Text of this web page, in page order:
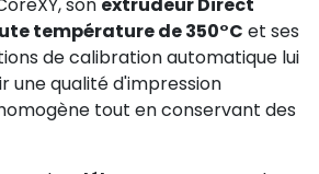
température de 350°C et ses
de calibration automatique lui
qualité d'impression
tout en conservant des